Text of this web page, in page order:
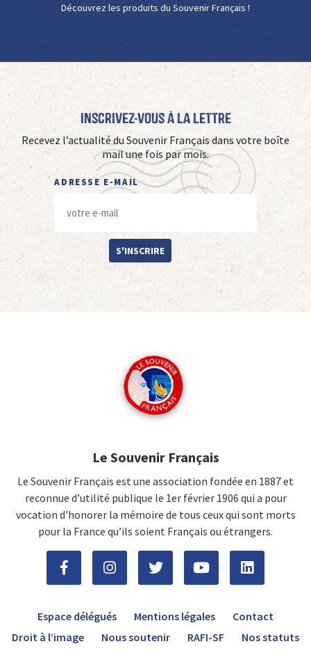
Découvrez les produits du Souvenir Français !
Inscrivez-vous à La Lettre
Recevez l’actualité du Souvenir Français dans votre boîte
mail une fois par mois.
ADRESSE E-MAIL
S'INSCRIRE
Le Souvenir Français
Le Souvenir Français est une association fondée en 1887 et
reconnue d’utilité publique le 1er février 1906 qui a pour
vocation d'honorer la mémoire de tous ceux qui sont morts
pour la France qu’ils soient Français ou étrangers.
Espace délégués Mentions légales
Contact
Droit à l’image
Nous soutenir RAFI-SF Nos statuts